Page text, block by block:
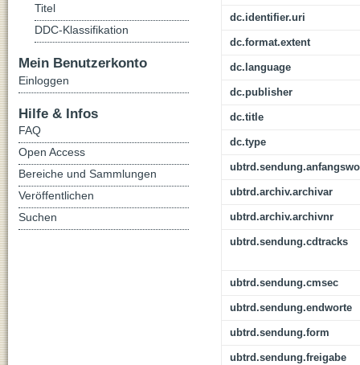
dc.identifier.uri
dc.format.extent
dc.language
dc.publisher
dc.title
dc.type
ubtrd.archiv.archivar
ubtrd.archiv.archivnr
ubtrd.sendung.cdtracks
ubtrd.sendung.cmsec
ubtrd.sendung.endworte
ubtrd.sendung.form
ubtrd.sendung.freigabe
Titel
DDC-Klassifikation
Mein Benutzerkonto
Einloggen
Hilfe & Infos
FAQ
Open Access
Bereiche und Sammlungen
Veröffentlichen
Suchen